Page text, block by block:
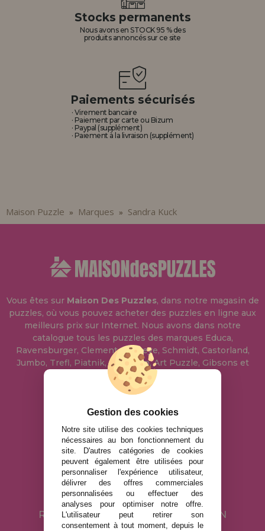
ENREGISTREMENT DISTRIBUTEUR
Stocks permanents
Nous avons en STOCK 95 % des
produits annoncés sur ce site
Paiements sécurisés
· Virement bancaire
· Paiement par carte ou Bizum
· Paypal (supplément)
· Paiement à la livraison (supplément)
Maison Puzzle » Marques » Sandra Kuck
Vous êtes sur Maison Des Puzzles, dans notre magasin de
puzzles, où vous pouvez acheter des puzzles en ligne aux
meilleurs prix sur Internet. Nous avons dans notre
catalogue tous les puzzles des marques Educa,
Ravensburger, Clementoni, Heye, Schmidt, Castorland,
Jumbo, Trefl, Piatnik, Anatolian, Art Puzzle, Gibsons et
bien d'autres.
info@maisondespuzzles.fr
MENTIONS LÉGALES
POLITIQUE DE CONFIDENTIALITÉ
POLITIQUE DE COOKIES
LIVRAISON ET RETOUR
RETOURS / DROIT DE RÉTRACTATION
Gestion des cookies
Notre site utilise des cookies techniques
nécessaires au bon fonctionnement du
site. D'autres catégories de cookies
peuvent également être utilisées pour
personnaliser l'expérience utilisateur,
délivrer des offres commerciales
personnalisées ou effectuer des
analyses pour optimiser notre offre.
L'utilisateur peut retirer son
consentement à tout moment, depuis le